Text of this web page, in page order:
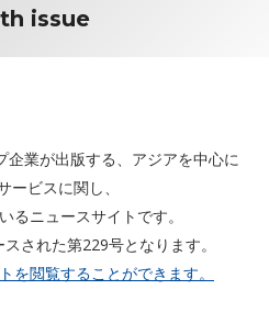
issue
企業が出版する、アジアを中心に
ビスに関し、
るニュースサイトです。
された第229号となります。
を閲覧することができます。